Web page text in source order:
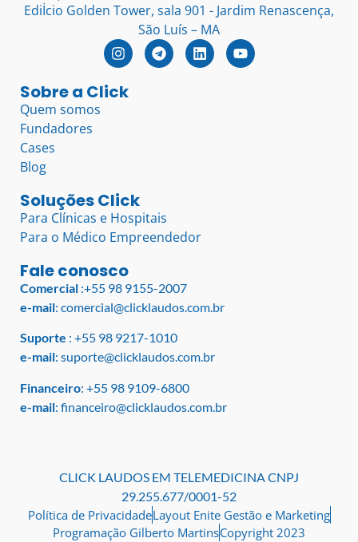
Ediİcio Golden Tower, sala 901 - Jardim Renascença,
São Luís – MA
Sobre a Click
Quem somos
Fundadores
Cases
Blog
Soluções Click
Para Clínicas e Hospitais
Para o Médico Empreendedor
Fale conosco
Comercial :+55 98 9155-2007
e-mail: comercial@clicklaudos.com.br
Suporte : +55 98 9217-1010
e-mail: suporte@clicklaudos.com.br
Financeiro: +55 98 9109-6800
e-mail: financeiro@clicklaudos.com.br
CLICK LAUDOS EM TELEMEDICINA CNPJ
29.255.677/0001-52
Política de PrivacidadeLayout Enite Gestão e Marketing
Programação Gilberto MartinsCopyright 2023